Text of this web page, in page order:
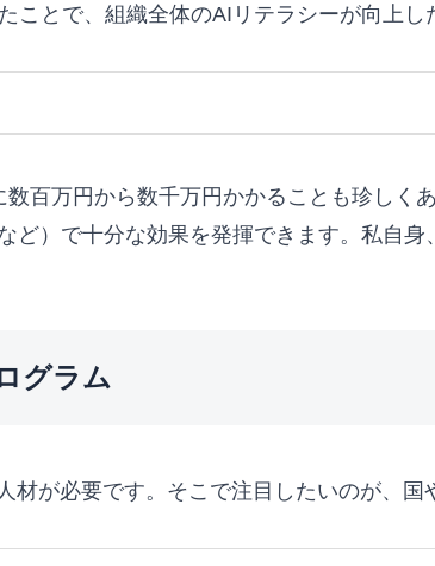
とで、組織全体のAIリテラシーが向上し
百万円から数千万円かかることも珍しく
）で十分な効果を発揮できます。私自
グラム
が必要です。そこで注目したいのが、国